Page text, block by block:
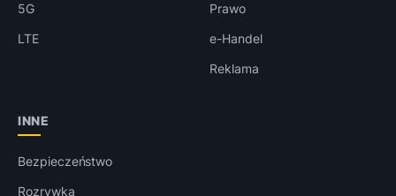
5G
LTE
Prawo
e-Handel
Reklama
INNE
Bezpieczeństwo
Rozrywka